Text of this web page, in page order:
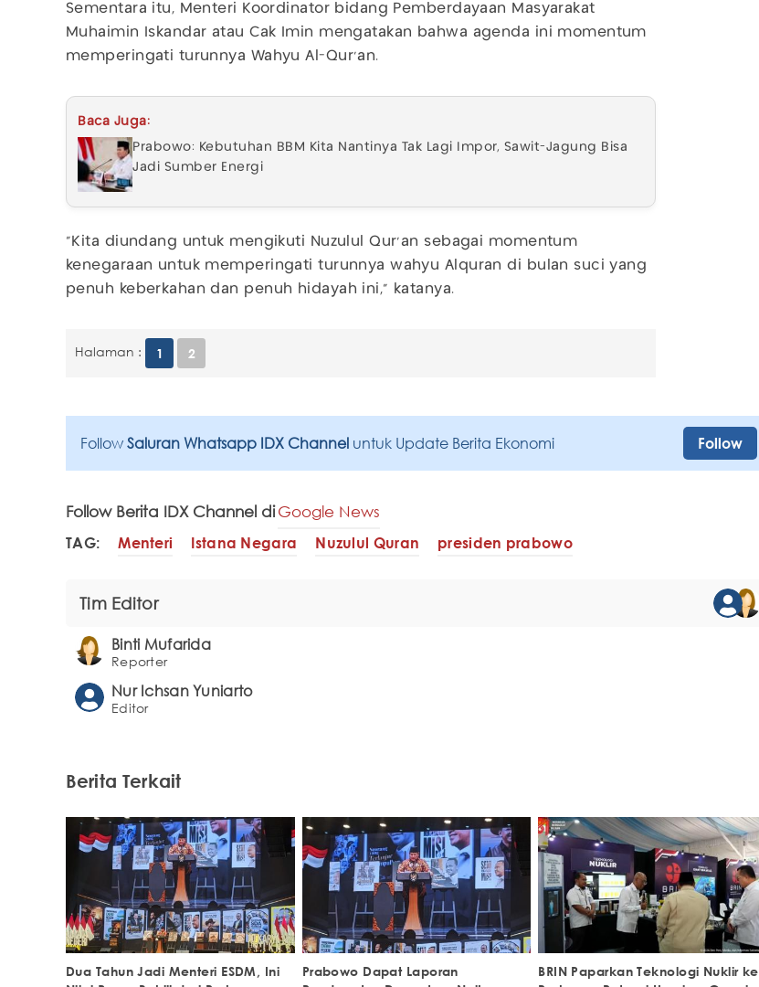
Sementara itu, Menteri Koordinator bidang Pemberdayaan Masyarakat
Muhaimin Iskandar atau Cak Imin mengatakan bahwa agenda ini momentum
memperingati turunnya Wahyu Al-Qur'an.
Baca Juga:
Prabowo: Kebutuhan BBM Kita Nantinya Tak Lagi Impor, Sawit-Jagung Bisa
Jadi Sumber Energi
"Kita diundang untuk mengikuti Nuzulul Qur'an sebagai momentum
kenegaraan untuk memperingati turunnya wahyu Alquran di bulan suci yang
penuh keberkahan dan penuh hidayah ini," katanya.
Halaman : 1 2
Follow Saluran Whatsapp IDX Channel untuk Update Berita Ekonomi Follow
Follow Berita IDX Channel diGoogle News
TAG: Menteri Istana Negara Nuzulul Quran presiden prabowo
Tim Editor
Binti Mufarida
Reporter
Nur Ichsan Yuniarto
Editor
Berita Terkait
Dua Tahun Jadi Menteri ESDM, Ini
Prabowo Dapat Laporan
BRIN Paparkan Teknologi Nuklir ke